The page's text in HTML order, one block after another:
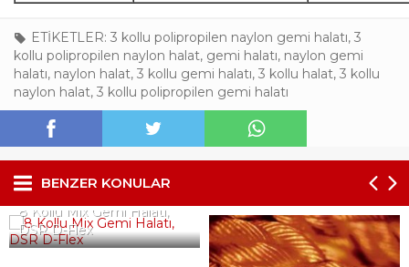
ETİKETLER: 3 kollu polipropilen naylon gemi halatı, 3
kollu polipropilen naylon halat, gemi halatı, naylon gemi
halatı, naylon halat, 3 kollu gemi halatı, 3 kollu halat, 3 kollu
naylon halat, 3 kollu polipropilen gemi halatı
BENZER KONULAR
8 Kollu Mix Gemi Halatı,
DSR D-Flex